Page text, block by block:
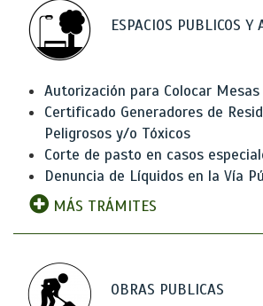
ESPACIOS PUBLICOS
Autorización para Colocar Mesas
Certificado Generadores de
Peligrosos y/o Tóxicos
Corte de pasto en casos
Denuncia de Líquidos en la Vía
MÁS TRÁMITES
OBRAS PUBLICAS